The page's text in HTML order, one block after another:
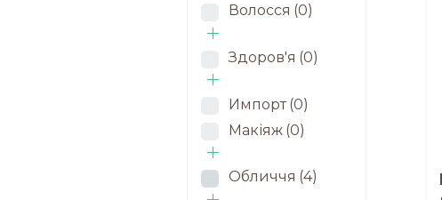
Волосся (0)
Здоров'я (0)
Импорт (0)
Макіяж (0)
Обличчя (4)